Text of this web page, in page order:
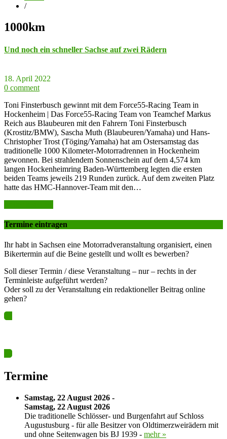
/
1000km
Und noch ein schneller Sachse auf zwei Rädern
18. April 2022
0 comment
Toni Finsterbusch gewinnt mit dem Force55-Racing Team in
Hockenheim | Das Force55-Racing Team von Teamchef Markus
Reich aus Blaubeuren mit den Fahrern Toni Finsterbusch
(Krostitz/BMW), Sascha Muth (Blaubeuren/Yamaha) und Hans-
Christopher Trost (Töging/Yamaha) hat am Ostersamstag das
traditionelle 1000 Kilometer-Motorradrennen in Hockenheim
gewonnen. Bei strahlendem Sonnenschein auf dem 4,574 km
langen Hockenheimring Baden-Württemberg legten die ersten
beiden Teams jeweils 219 Runden zurück. Auf dem zweiten Platz
hatte das HMC-Hannover-Team mit den…
Termine eintragen
Ihr habt in Sachsen eine Motorradveranstaltung organisiert, einen
Bikertermin auf die Beine gestellt und wollt es bewerben?
Soll dieser Termin / diese Veranstaltung – nur – rechts in der
Terminleiste aufgeführt werden?
Oder soll zu der Veranstaltung ein redaktioneller Beitrag online
gehen?
Termine
Samstag, 22 August 2026 -
Samstag, 22 August 2026
Die traditionelle Schlösser- und Burgenfahrt auf Schloss
Augustusburg - für alle Besitzer von Oldtimerzweirädern mit
und ohne Seitenwagen bis BJ 1939 - mehr »